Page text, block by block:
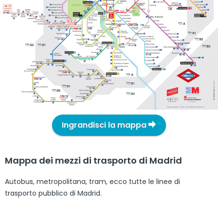
Ingrandisci la mappa
Mappa dei mezzi di trasporto di Madrid
Autobus, metropolitana, tram, ecco tutte le linee di
trasporto pubblico di Madrid.